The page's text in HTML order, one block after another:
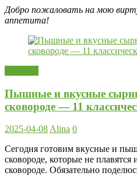
Добро пожаловать на мою
аппетита!
Пышные и вкусные
сковороде — 11
2025-04-08Alina 0
Сегодня готовим вкусные и
сковороде, которые не плавятся
сковороде. Обязательно